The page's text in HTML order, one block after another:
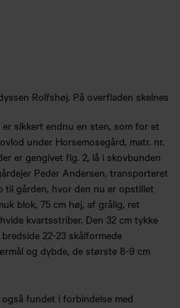
Rolfshøj. På overfladen skelnes
sikkert endnu en sten, som for et
under Horsemosegård, matr. nr.
er gengivet fig. 2, lå i skovbunden
Peder Andersen, transporteret
til gården, hvor den nu er opstillet
blok, 75 cm høj, af grålig, ret
kvartsstriber. Den 32 cm tykke
22-23 skålformede
og dybde, de største 8-9 cm
fundet i forbindelse med